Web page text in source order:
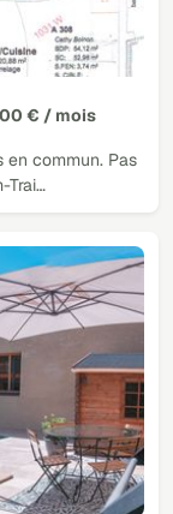
€ / mois
en commun. Pas
Trai…